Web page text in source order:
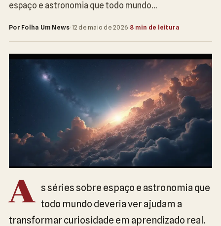
espaço e astronomia que todo mundo…
Por Folha Um News· 12 de maio de 2026·8 min de leitura
A s séries sobre espaço e astronomia que
todo mundo deveria ver ajudam a
transformar curiosidade em aprendizado real.